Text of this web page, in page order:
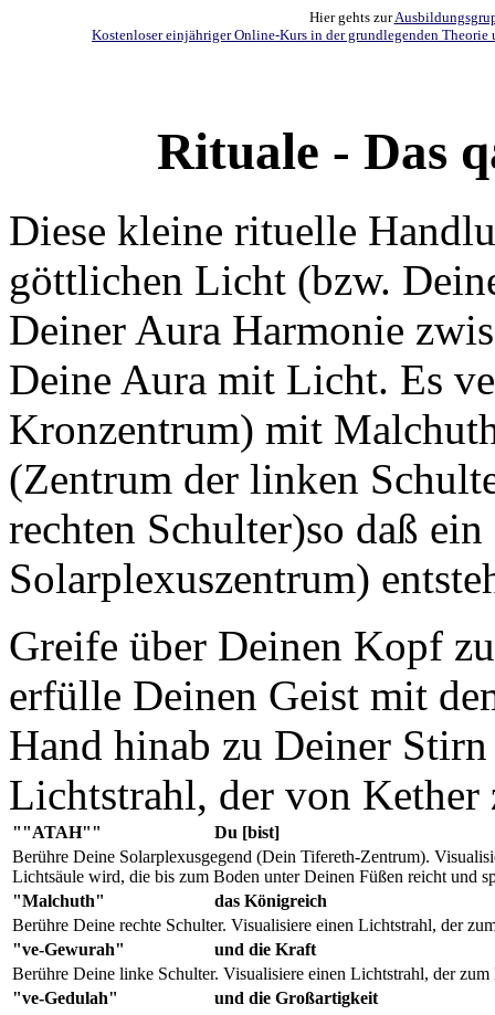
Hier gehts zur
Kostenloser einjähriger Online-Kurs in der grundlegenden
Rituale - Das
Diese kleine rituelle
göttlichen Licht (bzw.
Deiner Aura Harmonie
Deine Aura mit Licht. Es
Kronzentrum) mit
(Zentrum der linken
rechten Schulter)so daß
Solarplexuszentrum)
Greife über Deinen Kopf
erfülle Deinen Geist mit
Hand hinab zu Deiner
Lichtstrahl, der von
""ATAH""
Du [bist]
Berühre Deine Solarplexusgegend (Dein Tifereth-Zentrum).
Lichtsäule wird, die bis zum Boden unter Deinen Füßen reicht und
"Malchuth"
das Königreich
Berühre Deine rechte Schulter. Visualisiere einen Lichtstrahl, der
"ve-Gewurah"
und die Kraft
Berühre Deine linke Schulter. Visualisiere einen Lichtstrahl, der
"ve-Gedulah"
und die Großartigkeit